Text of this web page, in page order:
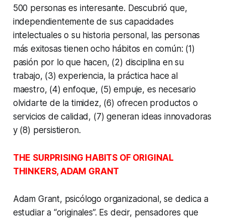
500 personas es interesante. Descubrió que,
independientemente de sus capacidades
intelectuales o su historia personal, las personas
más exitosas tienen ocho hábitos en común: (1)
pasión por lo que hacen, (2) disciplina en su
trabajo, (3) experiencia, la práctica hace al
maestro, (4) enfoque, (5) empuje, es necesario
olvidarte de la timidez, (6) ofrecen productos o
servicios de calidad, (7) generan ideas innovadoras
y (8) persistieron.
THE SURPRISING HABITS OF ORIGINAL
THINKERS, ADAM GRANT
Adam Grant, psicólogo organizacional, se dedica a
estudiar a “originales”. Es decir, pensadores que